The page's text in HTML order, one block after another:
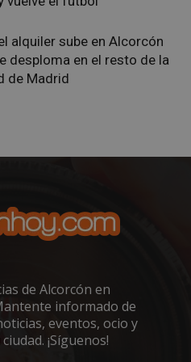
alquiler sube en Alcorcón
desploma en el resto de la
de Madrid
de Alcorcón en
informado de
eventos, ocio y
¡Síguenos!
alcorconhoy.com
días